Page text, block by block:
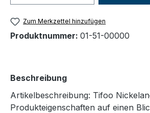
Zum Merkzettel hinzufügen
Produktnummer: 01-51-00000
Beschreibung
Artikelbeschreibung: Tifoo
Produkteigenschaften auf einen